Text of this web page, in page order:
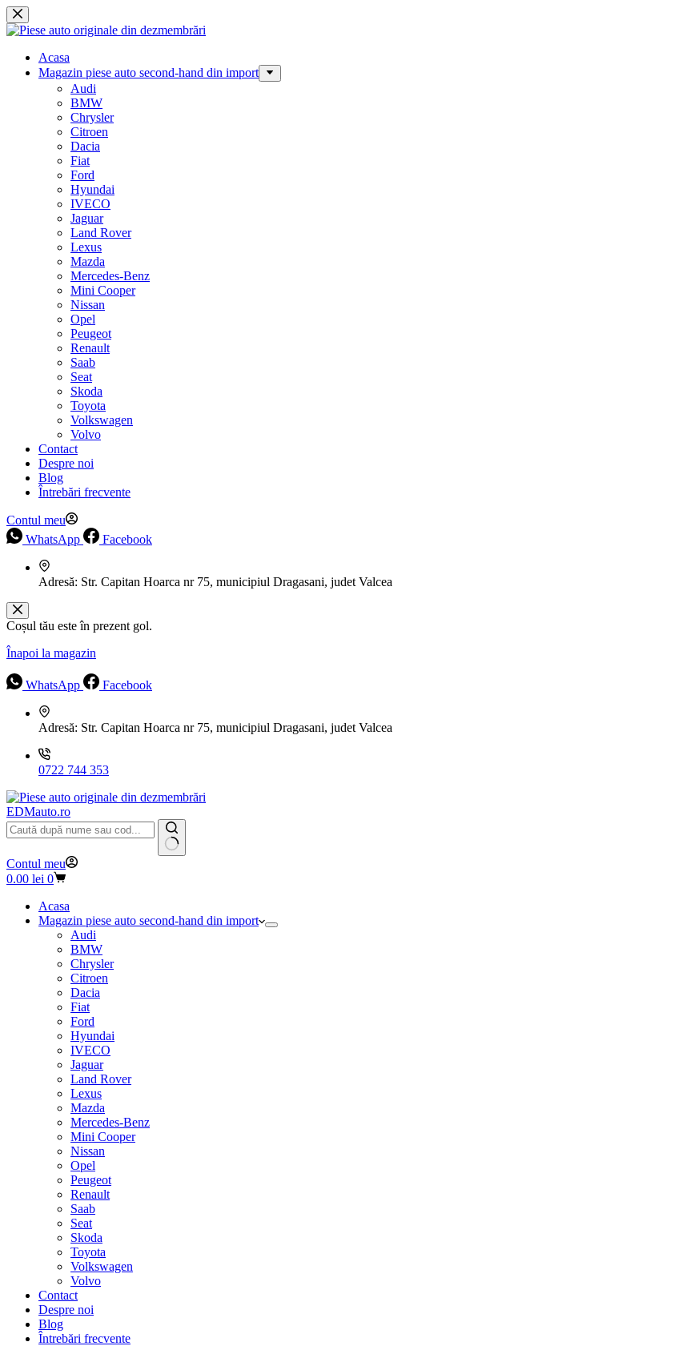
Sari
la
Acasa
Magazin piese auto second-hand din import
Audi
BMW
Chrysler
Citroen
Dacia
Fiat
Ford
Hyundai
IVECO
Jaguar
Land Rover
Lexus
Mazda
Mercedes-Benz
Mini Cooper
Nissan
Opel
Peugeot
Renault
Saab
Seat
Skoda
Toyota
Volkswagen
Volvo
Contact
Despre noi
Blog
Întrebări frecvente
Contul meu
WhatsApp
Facebook
Adresă: Str. Capitan Hoarca nr 75, municipiul Dragasani, judet Valcea
Coșul tău este în prezent gol.
Înapoi la magazin
WhatsApp Facebook
Adresă: Str. Capitan Hoarca nr 75, municipiul Dragasani, judet Valcea
0722 744 353
EDMauto.ro
Niciun
rezultat
Contul meu
Coș
cumpărături
0.00 lei 0
Acasa
Magazin piese auto second-hand din import
Audi
BMW
Chrysler
Citroen
Dacia
Fiat
Ford
Hyundai
IVECO
Jaguar
Land Rover
Lexus
Mazda
Mercedes-Benz
Mini Cooper
Nissan
Opel
Peugeot
Renault
Saab
Seat
Skoda
Toyota
Volkswagen
Volvo
Contact
Despre noi
Blog
Întrebări frecvente